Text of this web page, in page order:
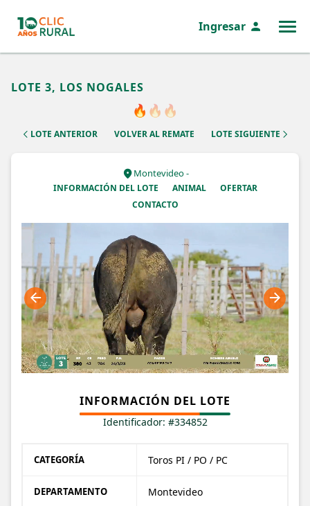
Ingresar
LOTE 3, LOS NOGALES
🔥 🔥 🔥
LOTE ANTERIOR VOLVER AL REMATE LOTE SIGUIENTE
INFORMACIÓN DEL LOTE ANIMAL
OFERTAR
CONTACTO
Montevideo -
INFORMACIÓN DEL LOTE
Identificador: #334852
CATEGORÍA Toros PI / PO / PC
DEPARTAMENTO Montevideo